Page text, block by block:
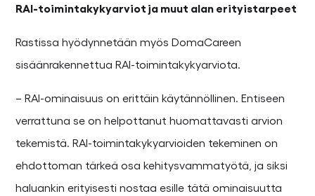
RAI-toimintakykyarviot ja muut alan erityistarpeet
Rastissa hyödynnetään myös DomaCareen
sisäänrakennettua RAI-toimintakykyarviota.
– RAI-ominaisuus on erittäin käytännöllinen. Entiseen
verrattuna se on helpottanut huomattavasti arvion
tekemistä. RAI-toimintakykyarvioiden tekeminen on
ehdottoman tärkeä osa kehitysvammatyötä, ja siksi
haluankin erityisesti nostaa esille tätä ominaisuutta